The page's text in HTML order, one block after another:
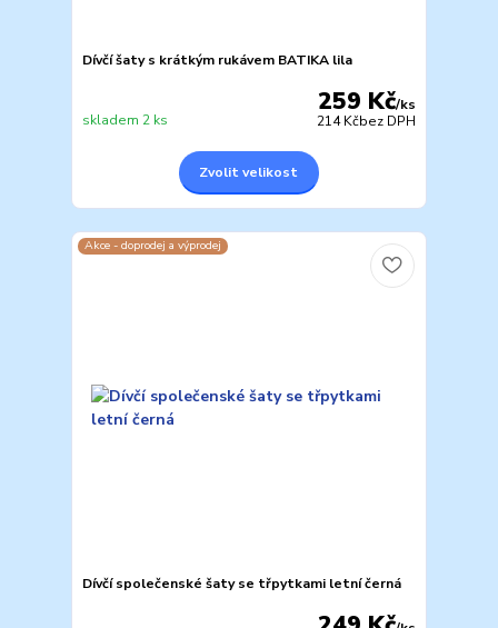
Dívčí šaty s krátkým rukávem BATIKA lila
259 Kč/ks
214 Kčbez DPH
skladem 2 ks
Zvolit velikost
Akce - doprodej a výprodej
Dívčí společenské šaty se třpytkami letní černá